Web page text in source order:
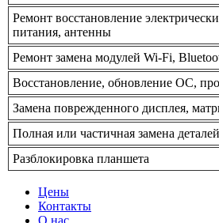
Ремонт восстановление
питания, антенны
Ремонт замена модулей Wi-Fi,
Восстановление, обновление ОС,
Замена поврежденного дисплея,
Полная или частичная замена
Разблокировка планшета
Цены
Контакты
О нас